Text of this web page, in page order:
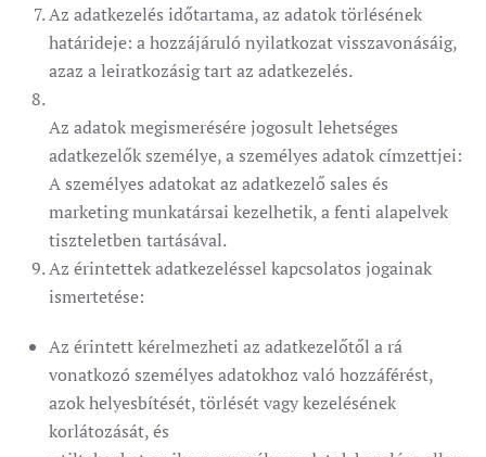
Az adatkezelés időtartama, az adatok törlésének
határideje: a hozzájáruló nyilatkozat visszavonásáig,
azaz a leiratkozásig tart az adatkezelés.
Az adatok megismerésére jogosult lehetséges
adatkezelők személye, a személyes adatok címzettjei:
A személyes adatokat az adatkezelő sales és
marketing munkatársai kezelhetik, a fenti alapelvek
tiszteletben tartásával.
Az érintettek adatkezeléssel kapcsolatos jogainak
ismertetése:
Az érintett kérelmezheti az adatkezelőtől a rá
vonatkozó személyes adatokhoz való hozzáférést,
azok helyesbítését, törlését vagy kezelésének
korlátozását, és